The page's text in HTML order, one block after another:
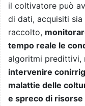
il coltivatore può
di dati, acquisiti sia
raccolto,
tempo reale le
algoritmi predittivi,
intervenire con
malattie delle
e spreco di